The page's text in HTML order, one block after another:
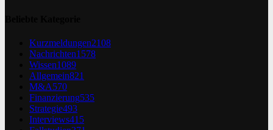
Kurzmeldungen2108
Nachrichten1578
Wissen1089
Allgemein821
M&A570
Finanzierung535
Strategie493
Interviews415